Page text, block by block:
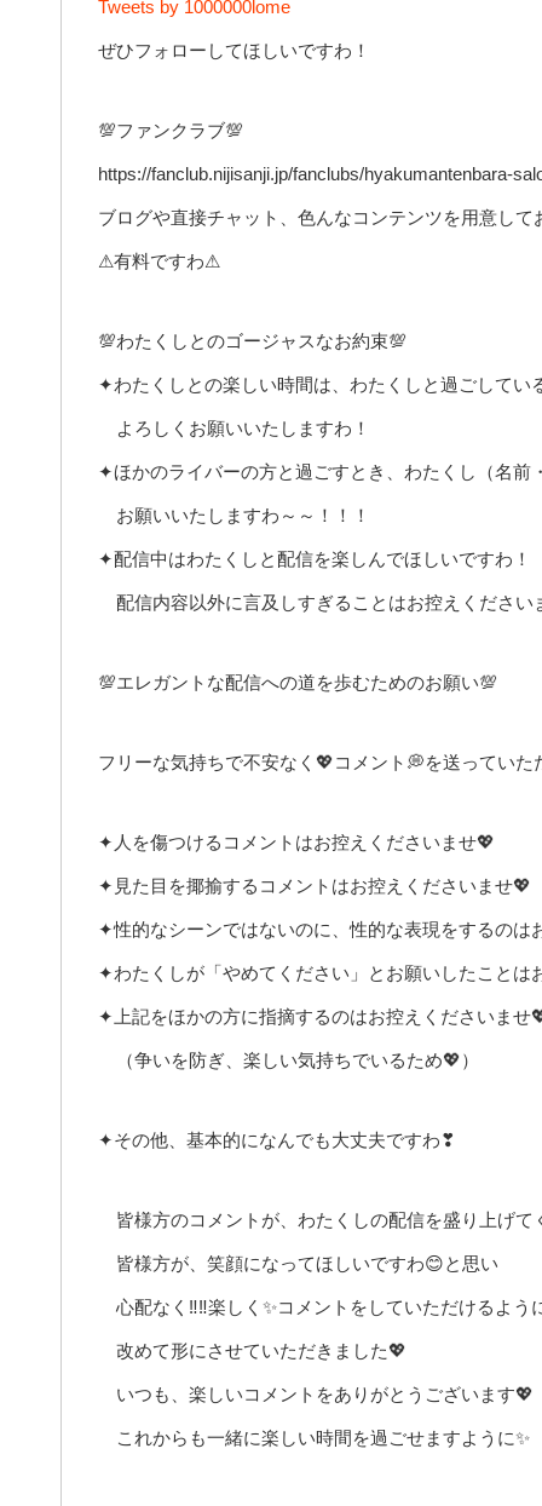
Tweets by 1000000lome
ぜひフォローしてほしいですわ！
💯ファンクラブ💯
https://fanclub.nijisanji.jp/fanclubs/hyakumantenbara-
ブログや直接チャット、色んなコンテンツを用意して
⚠有料ですわ⚠
💯わたくしとのゴージャスなお約束💯
✦わたくしとの楽しい時間は、わたくしと過ごしてい
よろしくお願いいたしますわ！
✦ほかのライバーの方と過ごすとき、わたくし（名前
お願いいたしますわ～～！！！
✦配信中はわたくしと配信を楽しんでほしいですわ！
配信内容以外に言及しすぎることはお控えください
💯エレガントな配信への道を歩むためのお願い💯
フリーな気持ちで不安なく💖コメント💭を送っていた
✦人を傷つけるコメントはお控えくださいませ💖
✦見た目を揶揄するコメントはお控えくださいませ💖
✦性的なシーンではないのに、性的な表現をするのは
✦わたくしが「やめてください」とお願いしたことは
✦上記をほかの方に指摘するのはお控えくださいませ
（争いを防ぎ、楽しい気持ちでいるため💖）
✦その他、基本的になんでも大丈夫ですわ❣
皆様方のコメントが、わたくしの配信を盛り上げて
皆様方が、笑顔になってほしいですわ😊と思い
心配なく‼️‼️楽しく✨コメントをしていただけるよう
改めて形にさせていただきました💖
いつも、楽しいコメントをありがとうございます💖
これからも一緒に楽しい時間を過ごせますように✨